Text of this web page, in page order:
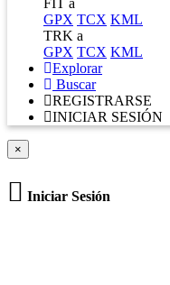
FIT a
GPX TCX KML
TRK a
GPX TCX KML
Explorar
Buscar
REGISTRARSE
INICIAR SESIÓN
×
Iniciar Sesión